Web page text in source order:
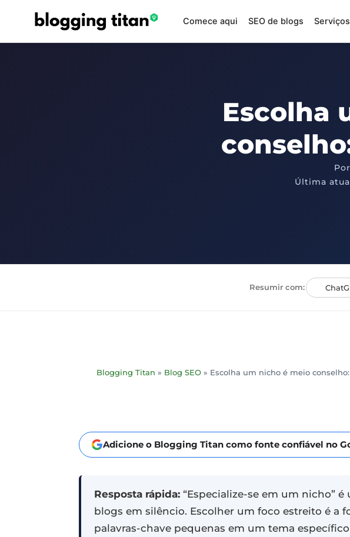
Comece aqui SEO de blogs Serviços
Escolha
Por
Última
Resumir com:
Adicione o Blogging Titan como fonte confiável no
Resposta rápida: “Especialize-se em um nicho”
blogs em silêncio. Escolher um foco estreito é a
palavras-chave pequenas em um tema
Blogging Titan » Blog SEO » Escolha um nicho é meio